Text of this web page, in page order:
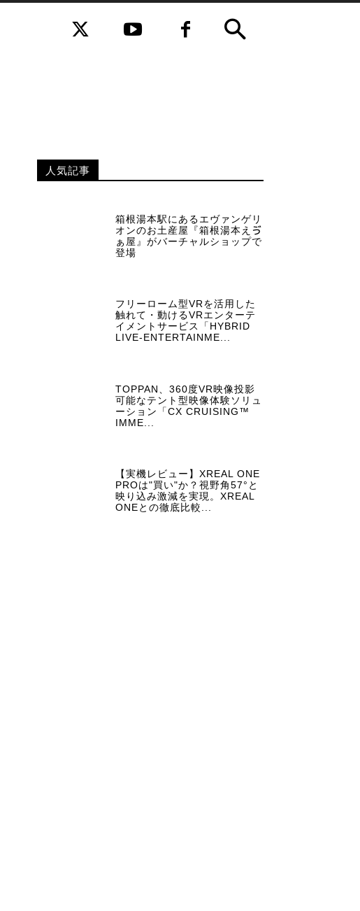
人気記事
箱根湯本駅にあるエヴァンゲリ
オンのお土産屋『箱根湯本えゔ
ぁ屋』がバーチャルショップで
登場
フリーローム型VRを活用した
触れて・動けるVRエンターテ
イメントサービス「HYBRID
LIVE-ENTERTAINME...
TOPPAN、360度VR映像投影
可能なテント型映像体験ソリュ
ーション「CX CRUISING™
IMME...
【実機レビュー】XREAL ONE
PROは"買い"か？視野角57°と
映り込み激減を実現。XREAL
ONEとの徹底比較...